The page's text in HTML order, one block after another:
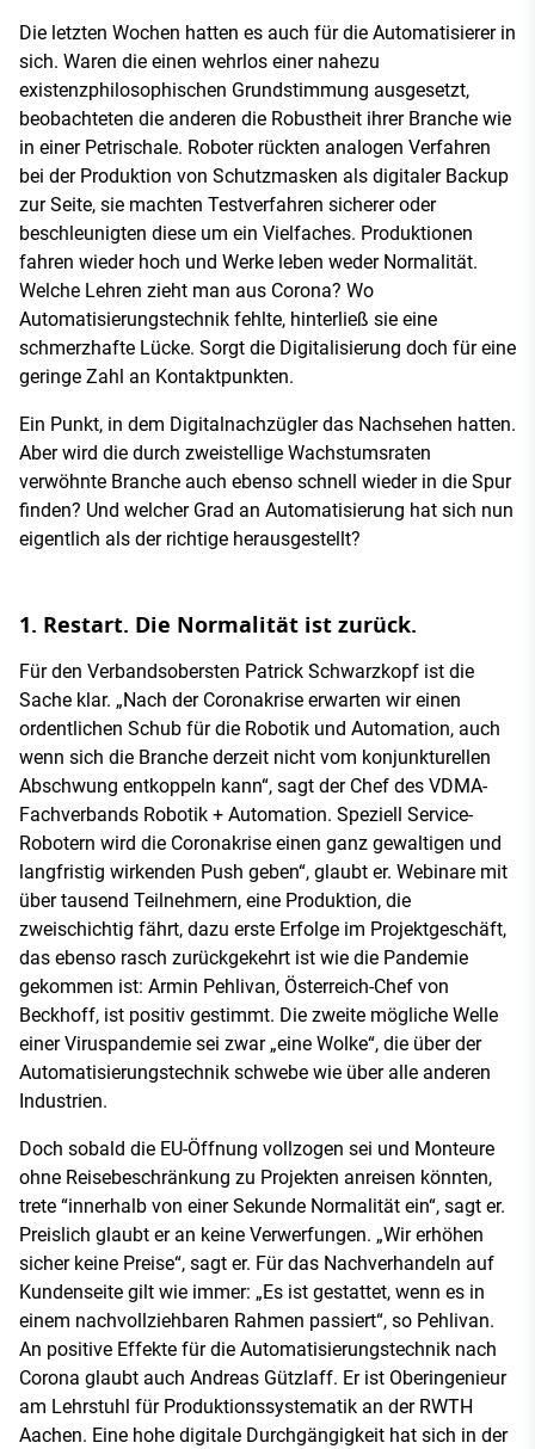
Die letzten Wochen hatten es auch für die Automatisierer in
sich. Waren die einen wehrlos einer nahezu
existenzphilosophischen Grundstimmung ausgesetzt,
beobachteten die anderen die Robustheit ihrer Branche wie
in einer Petrischale. Roboter rückten analogen Verfahren
bei der Produktion von Schutzmasken als digitaler Backup
zur Seite, sie machten Testverfahren sicherer oder
beschleunigten diese um ein Vielfaches. Produktionen
fahren wieder hoch und Werke leben weder Normalität.
Welche Lehren zieht man aus Corona? Wo
Automatisierungstechnik fehlte, hinterließ sie eine
schmerzhafte Lücke. Sorgt die Digitalisierung doch für eine
geringe Zahl an Kontaktpunkten.
Ein Punkt, in dem Digitalnachzügler das Nachsehen hatten.
Aber wird die durch zweistellige Wachstumsraten
verwöhnte Branche auch ebenso schnell wieder in die Spur
finden? Und welcher Grad an Automatisierung hat sich nun
eigentlich als der richtige herausgestellt?
1. Restart. Die Normalität ist zurück.
Für den Verbandsobersten Patrick Schwarzkopf ist die
Sache klar. „Nach der Coronakrise erwarten wir einen
ordentlichen Schub für die Robotik und Automation, auch
wenn sich die Branche derzeit nicht vom konjunkturellen
Abschwung entkoppeln kann“, sagt der Chef des VDMA-
Fachverbands Robotik + Automation. Speziell Service-
Robotern wird die Coronakrise einen ganz gewaltigen und
langfristig wirkenden Push geben“, glaubt er. Webinare mit
über tausend Teilnehmern, eine Produktion, die
zweischichtig fährt, dazu erste Erfolge im Projektgeschäft,
das ebenso rasch zurückgekehrt ist wie die Pandemie
gekommen ist: Armin Pehlivan, Österreich-Chef von
Beckhoff, ist positiv gestimmt. Die zweite mögliche Welle
einer Viruspandemie sei zwar „eine Wolke“, die über der
Automatisierungstechnik schwebe wie über alle anderen
Industrien.
Doch sobald die EU-Öffnung vollzogen sei und Monteure
ohne Reisebeschränkung zu Projekten anreisen könnten,
trete “innerhalb von einer Sekunde Normalität ein“, sagt er.
Preislich glaubt er an keine Verwerfungen. „Wir erhöhen
sicher keine Preise“, sagt er. Für das Nachverhandeln auf
Kundenseite gilt wie immer: „Es ist gestattet, wenn es in
einem nachvollziehbaren Rahmen passiert“, so Pehlivan.
An positive Effekte für die Automatisierungstechnik nach
Corona glaubt auch Andreas Gützlaff. Er ist Oberingenieur
am Lehrstuhl für Produktionssystematik an der RWTH
Aachen. Eine hohe digitale Durchgängigkeit hat sich in der